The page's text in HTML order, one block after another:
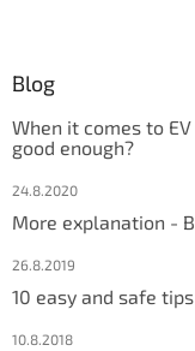
Blog
When it comes to EV
good enough?
24.8.2020
More explanation -
26.8.2019
10 easy and safe
10.8.2018